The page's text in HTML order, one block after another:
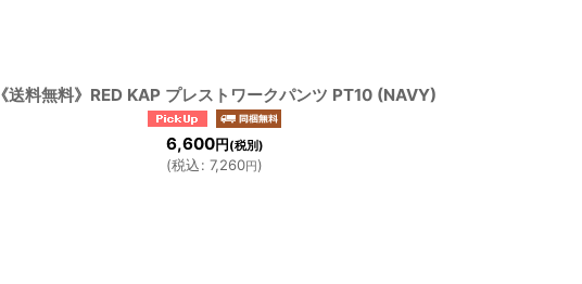
《送料無料》RED KAP プレストワークパンツ PT10 (NAVY)
6,600円 (税別)
(税込: 7,260円)